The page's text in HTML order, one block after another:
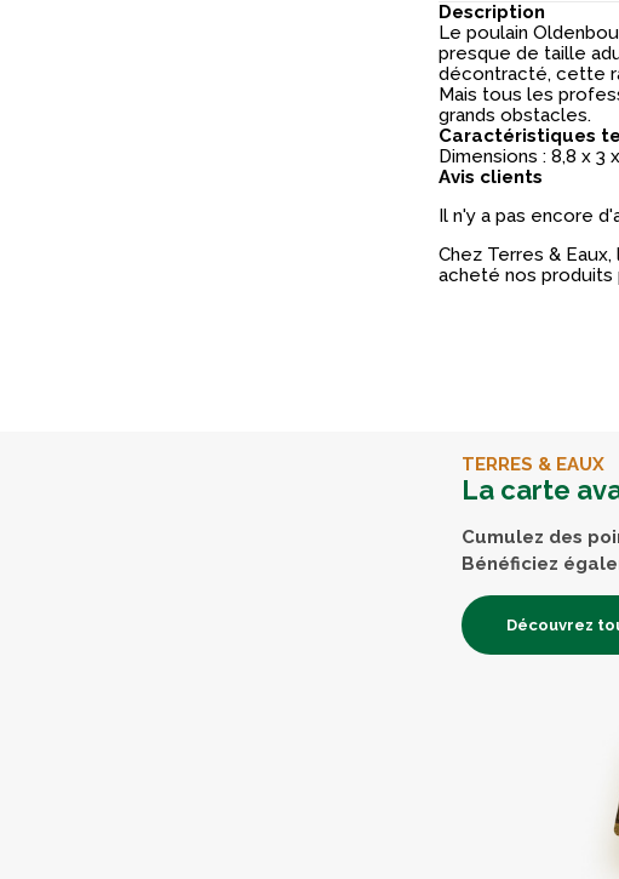
Description
Le poulain
presque de taille
décontracté, cette
Mais tous les
grands obstacles.
Caractéristiques
Dimensions : 8,8 x 3
Avis clients
Il n'y a pas encore
Chez Terres &
acheté nos produits
TERRES & EAUX
La carte
Cumulez des
Bénéficiez
Découvrez